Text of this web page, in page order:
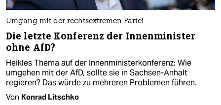
Umgang mit der rechtsextremen Partei
Die letzte Konferenz der Innenminister
ohne AfD?
Heikles Thema auf der Innenministerkonferenz: Wie
umgehen mit der AfD, sollte sie in Sachsen-Anhalt
regieren? Das würde zu mehreren Problemen führen.
Von Konrad Litschko